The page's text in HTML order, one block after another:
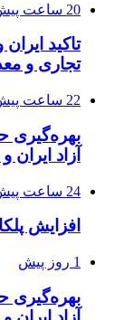
20 ساعت پیش
تاکید
تجاری و
22 ساعت پیش
بهره‌گیری
آزاد ایران
24 ساعت پیش
افزایش
1 روز پیش
بهره‌گیری